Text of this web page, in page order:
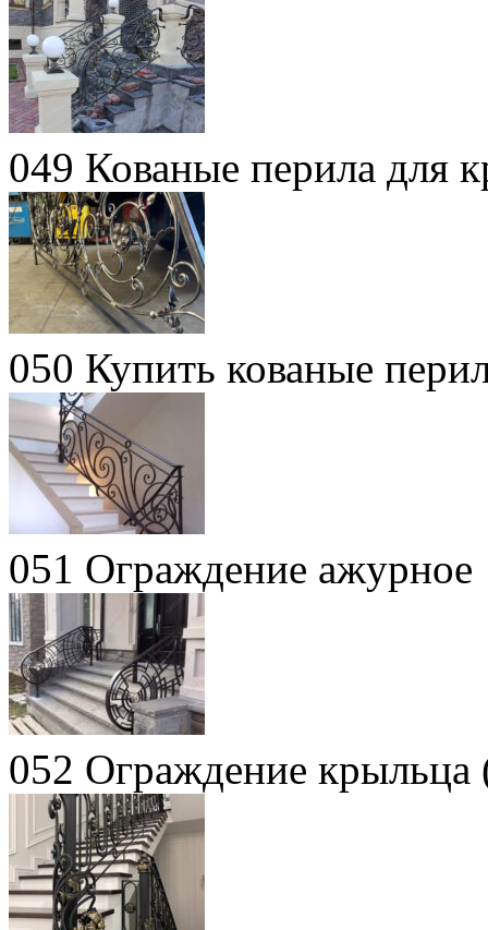
049 Кованые перила для
050 Купить кованые
051 Ограждение ажурное
052 Ограждение крыльца